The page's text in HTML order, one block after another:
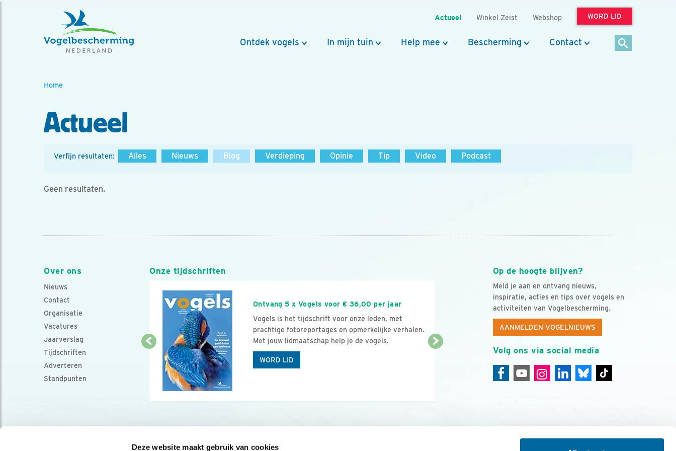
Deze website maakt gebruik van cookies
Actueel Winkel Zeist Webshop WORD LID
Ontdek vogels In mijn tuin Help mee Bescherming Contact
Home
Actueel
Verfijn resultaten: Alles Nieuws Blog Verdieping Opinie Tip Video Podcast
Geen resultaten.
Over ons
Nieuws
Contact
Organisatie
Vacatures
Jaarverslag
Tijdschriften
Adverteren
Standpunten
Op de hoogte blijven?
Meld je aan en ontvang nieuws,
inspiratie, acties en tips over vogels en
activiteiten van Vogelbescherming.
AANMELDEN VOGELNIEUWS
Volg ons via social media
Onze tijdschriften
Ontvang 5 x Vogels voor € 36,00 per jaar
Vogels is het tijdschrift voor onze leden, met
prachtige fotoreportages en opmerkelijke verhalen.
Met jouw lidmaatschap help je de vogels.
WORD LID